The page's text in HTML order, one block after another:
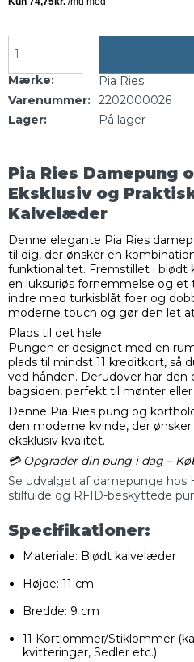
Mærke:
Pia Ries
Varenummer: 2202000026
Lager:
På lager
Pia Ries Damepung
Eksklusiv og
Kalvelæder
Denne elegante Pia Ries
til dig, der ønsker en
funktionalitet. Fremstillet i blødt
en luksuriøs fornemmelse og et
indre med turkisblåt foer og
moderne touch og gør den let
Plads til det hele
Pungen er designet med en
plads til mindst 11 kreditkort, så
ved hånden. Derudover har den
bagsiden, perfekt til mønter
Denne Pia Ries pung og
den moderne kvinde, der
eksklusiv kvalitet.
💳 Opgrader din pung i dag –
Se udvalget af damepunge hos
stilfulde og RFID-beskyttede
Specifikationer:
Materiale: Blødt kalvelæder
Højde: 11 cm
Bredde: 9 cm
11 Kortlommer/Stiklommer
kvitteringer, Sedler etc.)